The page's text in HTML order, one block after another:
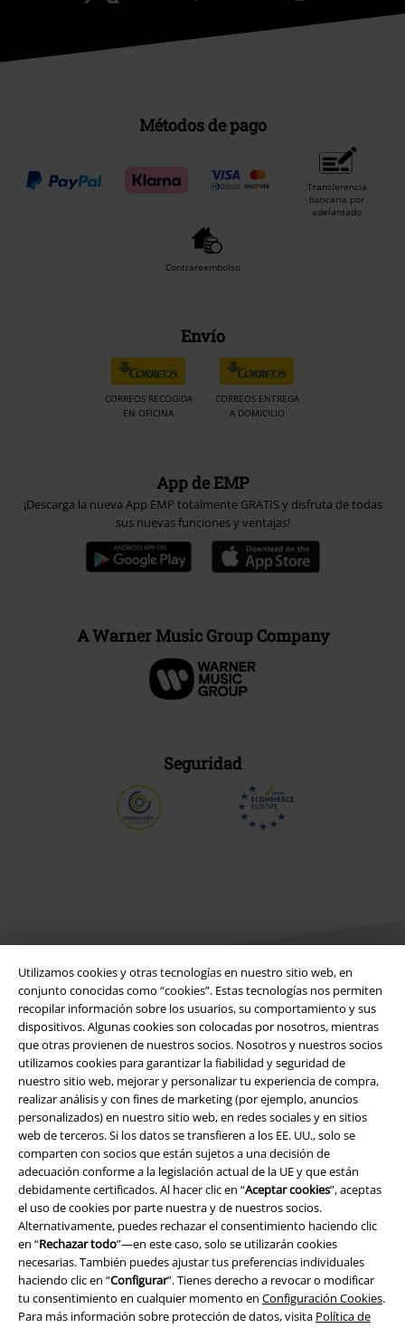
Utilizamos cookies y otras tecnologías en nuestro sitio web, en
conjunto conocidas como “cookies”. Estas tecnologías nos permiten
recopilar información sobre los usuarios, su comportamiento y sus
dispositivos. Algunas cookies son colocadas por nosotros, mientras
que otras provienen de nuestros socios. Nosotros y nuestros socios
utilizamos cookies para garantizar la fiabilidad y seguridad de
nuestro sitio web, mejorar y personalizar tu experiencia de compra,
realizar análisis y con fines de marketing (por ejemplo, anuncios
personalizados) en nuestro sitio web, en redes sociales y en sitios
web de terceros. Si los datos se transfieren a los EE. UU., solo se
comparten con socios que están sujetos a una decisión de
adecuación conforme a la legislación actual de la UE y que están
debidamente certificados. Al hacer clic en “Aceptar cookies”, aceptas
el uso de cookies por parte nuestra y de nuestros socios.
Alternativamente, puedes rechazar el consentimiento haciendo clic
en “Rechazar todo”—en este caso, solo se utilizarán cookies
necesarias. También puedes ajustar tus preferencias individuales
haciendo clic en “Configurar”. Tienes derecho a revocar o modificar
tu consentimiento en cualquier momento en Configuración Cookies.
Para más información sobre protección de datos, visita Política de
Métodos de pago
Transferencia
bancaria por
adelantado
Contrareembolso
Envío
CORREOS RECOGIDA
EN OFICINA
CORREOS ENTREGA
A DOMICILIO
App de EMP
¡Descarga la nueva App EMP totalmente GRATIS y disfruta de todas
sus nuevas funciones y ventajas!
A Warner Music Group Company
Seguridad
Legal
Términos y Condiciones
Aviso Legal
Ley protección de datos
Eliminación de residuos y protección del medioambiente
Declaración de Conformidad
Información sobre accesibilidad
Configuración Cookies